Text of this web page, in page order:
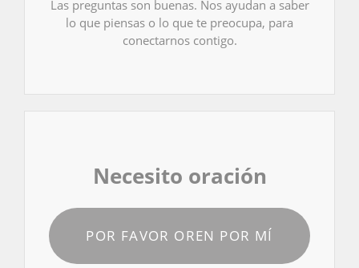
Las preguntas son buenas. Nos ayudan a saber
lo que piensas o lo que te preocupa, para
conectarnos contigo.
Necesito oración
POR FAVOR OREN POR MÍ